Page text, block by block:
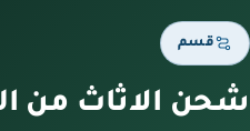
قسم
شحن الاثاث من